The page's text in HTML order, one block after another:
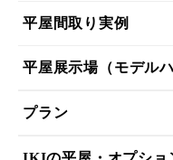
平屋間取り実例
平屋展示場（モデル
プラン